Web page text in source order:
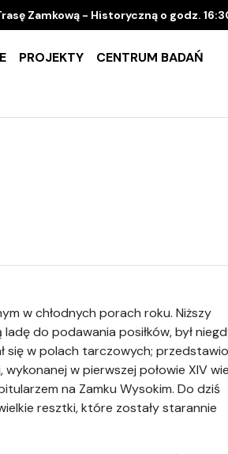
Zamkową - Historyczną o godz.
PROJEKTY
CENTRUM BADAŃ
w chłodnych porach roku. Niższy
do podawania posiłków, był
się w polach tarczowych;
w pierwszej połowie XIV
na Zamku Wysokim. Do dziś
resztki, które zostały starannie